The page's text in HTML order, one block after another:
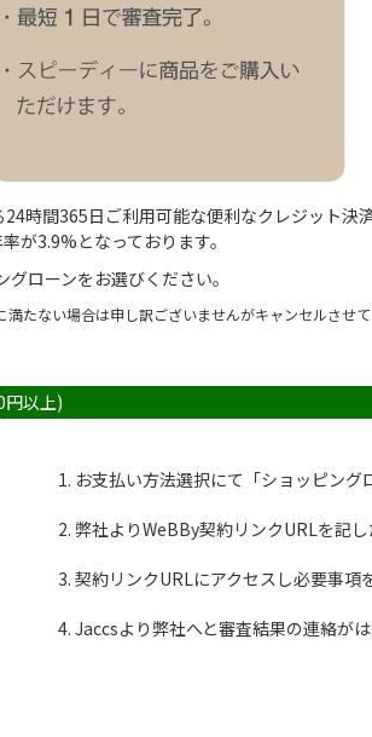
時間365日ご利用可能な便利なクレジット決
が3.9%となっております。
ローンをお選びください。
たない場合は申し訳ございませんがキャンセルさせて
円以上)
お支払い方法選択にて「ショッピング
弊社よりWeBBy契約リンクURLを記
契約リンクURLにアクセスし必要事項
Jaccsより弊社へと審査結果の連絡が